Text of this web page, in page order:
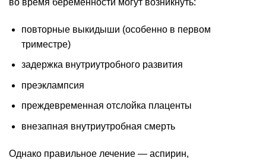
повторные выкидыши (особенно в первом
триместре)
задержка внутриутробного развития
преэклампсия
преждевременная отслойка плаценты
внезапная внутриутробная смерть
Однако правильное лечение — аспирин,